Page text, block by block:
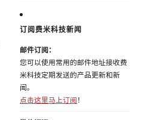
订阅费米科技新闻
邮件订阅：
您可以使用常用的邮件地址接收费
米科技定期发送的产品更新和新
闻。
点击这里马上订阅 ！